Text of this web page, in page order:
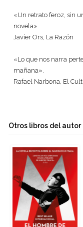
«Un retrato feroz, sin
novela».
Javier Ors, La Razón
«Lo que nos narra
mañana».
Rafael Narbona, El
Otros libros del autor